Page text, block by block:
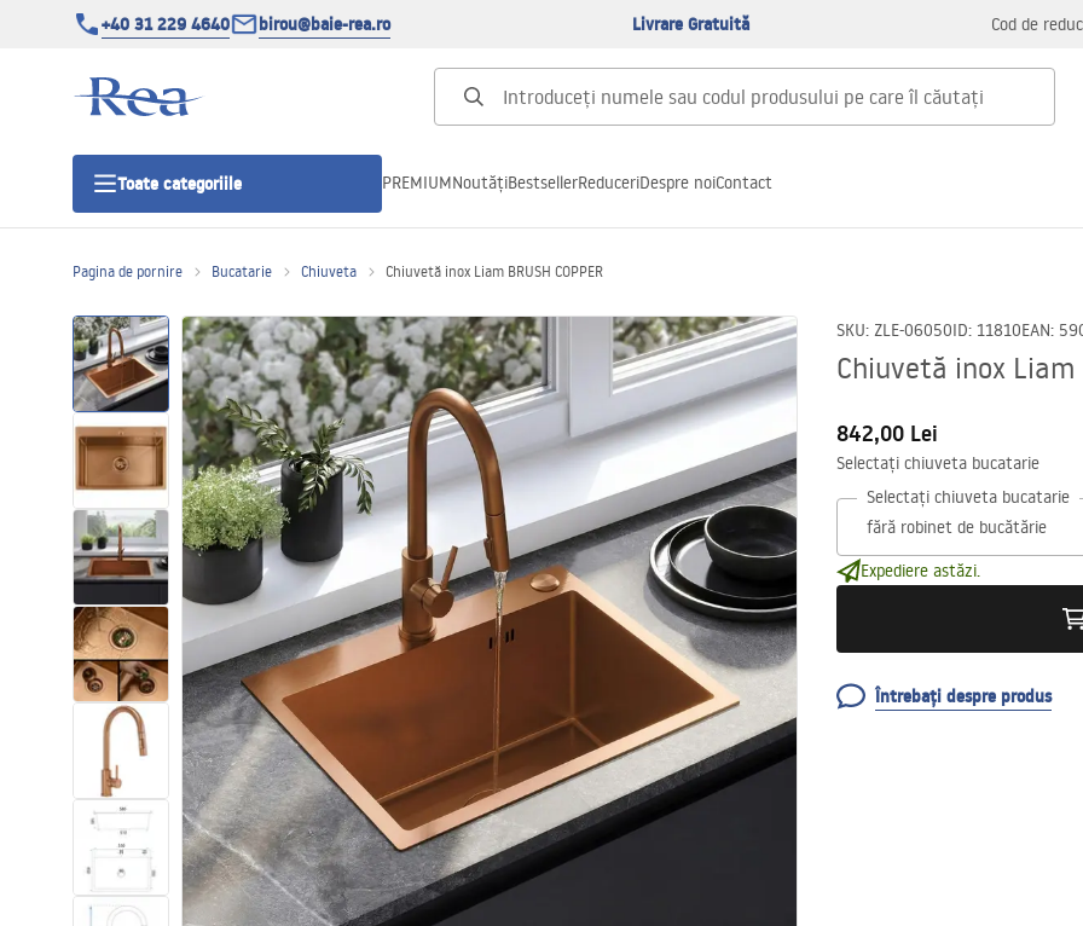
+40 31 229 4640 birou@baie-rea.ro Livrare Gratuită Cod de
Toate categoriile
Usi pentru cabine de dus
Cadite de dus
Rigole Liniare
Vase WC si Bideuri
Lavoare
Cazi cu paravane
Baterii sanitare
Dusuri
PREMIUMNoutățiBestsellerReduceriDespre noiContact
Pagina de pornire Bucatarie Chiuveta Chiuvetă inox Liam BRUSH COPPER
SKU: ZLE-06050ID: 11810EAN:
Chiuvetă inox Liam
842,00 Lei
Selectați chiuveta bucatarie
Selectați chiuveta bucatarie
Expediere astăzi.
Întrebați despre produs